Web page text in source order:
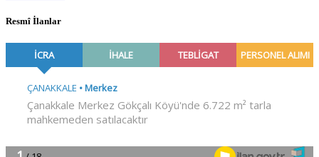
Resmî İlanlar